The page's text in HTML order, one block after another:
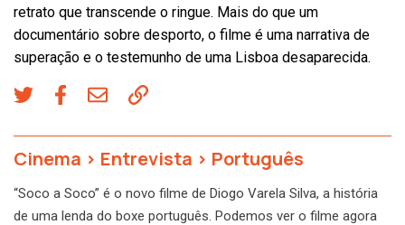
retrato que transcende o ringue. Mais do que um
documentário sobre desporto, o filme é uma narrativa de
superação e o testemunho de uma Lisboa desaparecida.
Cinema > Entrevista > Português
“Soco a Soco” é o novo filme de Diogo Varela Silva, a história
de uma lenda do boxe português. Podemos ver o filme agora